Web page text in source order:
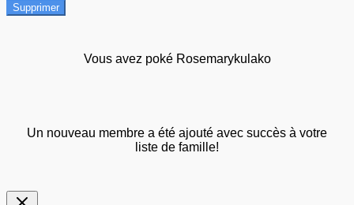
Supprimer
Vous avez poké Rosemarykulako
Un nouveau membre a été ajouté avec succès à votre
liste de famille!